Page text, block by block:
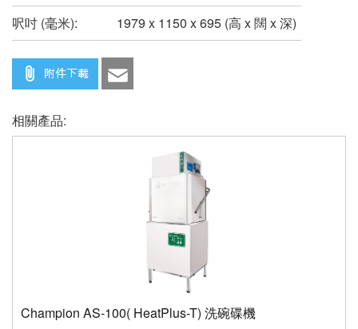
呎吋 (毫米):
1979 x 1150 x 695 (高 x 闊 x 深)
相關產品:
Champion AS-100( HeatPlus-T) 洗碗碟機